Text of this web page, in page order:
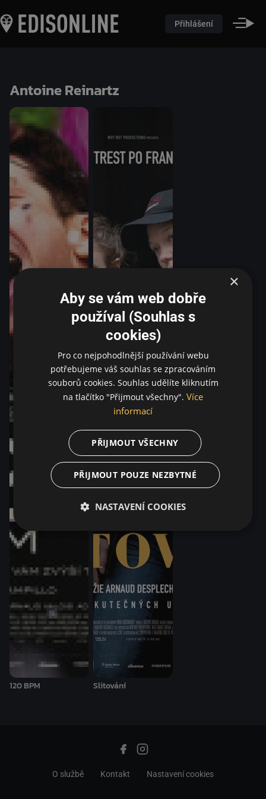
Přihlášení
Antoine Reinartz
120 BPM Slitování
O službě Kontakt Nastavení cookies
×
Aby se vám web dobře
používal (Souhlas s
cookies)
Pro co nejpohodlnější používání webu
potřebujeme váš souhlas se zpracováním
souborů cookies. Souhlas udělíte kliknutím
na tlačítko "Přijmout všechny". Více
informací
PŘIJMOUT VŠECHNY
PŘIJMOUT POUZE NEZBYTNÉ
NASTAVENÍ COOKIES